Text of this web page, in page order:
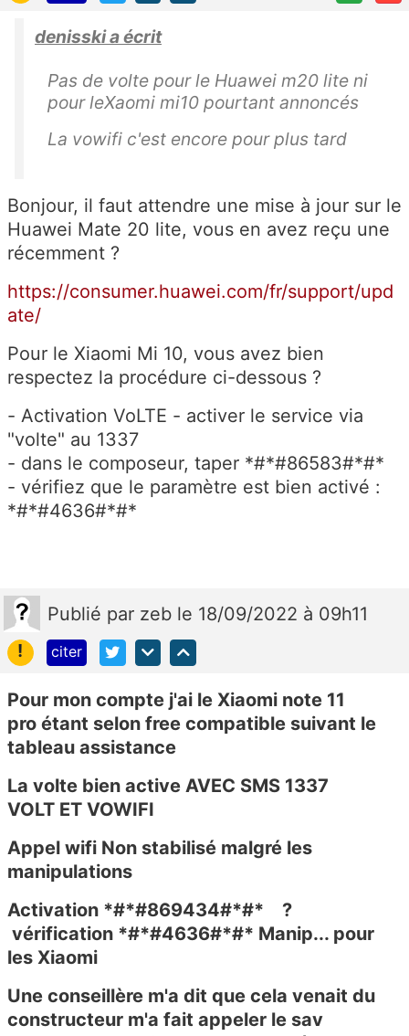
denisski a écrit
Pas de volte pour le Huawei m20 lite ni
pour leXaomi mi10 pourtant annoncés
La vowifi c'est encore pour plus tard
Bonjour, il faut attendre une mise à jour sur le
Huawei Mate 20 lite, vous en avez reçu une
récemment ?
https://consumer.huawei.com/fr/support/upd
ate/
Pour le Xiaomi Mi 10, vous avez bien
respectez la procédure ci-dessous ?
- Activation VoLTE - activer le service via
"volte" au 1337
- dans le composeur, taper *#*#86583#*#*
- vérifiez que le paramètre est bien activé :
*#*#4636#*#*
Publié par zeb le 18/09/2022 à 09h11
!
citer
Pour mon compte j'ai le Xiaomi note 11
pro étant selon free compatible suivant le
tableau assistance
La volte bien active AVEC SMS 1337
VOLT ET VOWIFI
Appel wifi Non stabilisé malgré les
manipulations
Activation *#*#869434#*#* ?
vérification *#*#4636#*#* Manip... pour
les Xiaomi
Une conseillère m'a dit que cela venait du
constructeur m'a fait appeler le sav